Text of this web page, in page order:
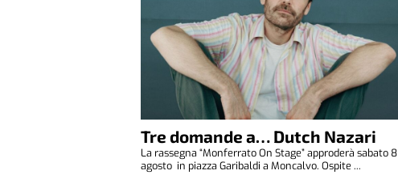
Tre domande a… Dutch Nazari
La rassegna “Monferrato On Stage” approderà sabato 8
agosto in piazza Garibaldi a Moncalvo. Ospite ...